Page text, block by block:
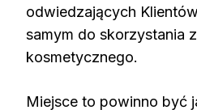
odwiedzających
samym do skorzystania
kosmetycznego.
Miejsce to powinno być